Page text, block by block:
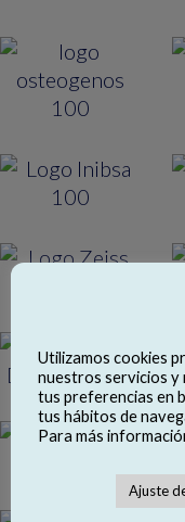
Utilizamos cookies
nuestros servicios y
tus preferencias en
tus hábitos de
Para más
Ajuste